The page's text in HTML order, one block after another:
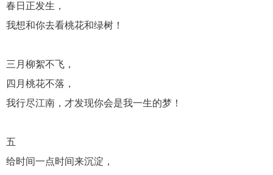
春日正发生，
我想和你去看桃花和绿树！
三月柳絮不飞，
四月桃花不落，
我行尽江南，才发现你会是我一生的梦！
五
给时间一点时间来沉淀，